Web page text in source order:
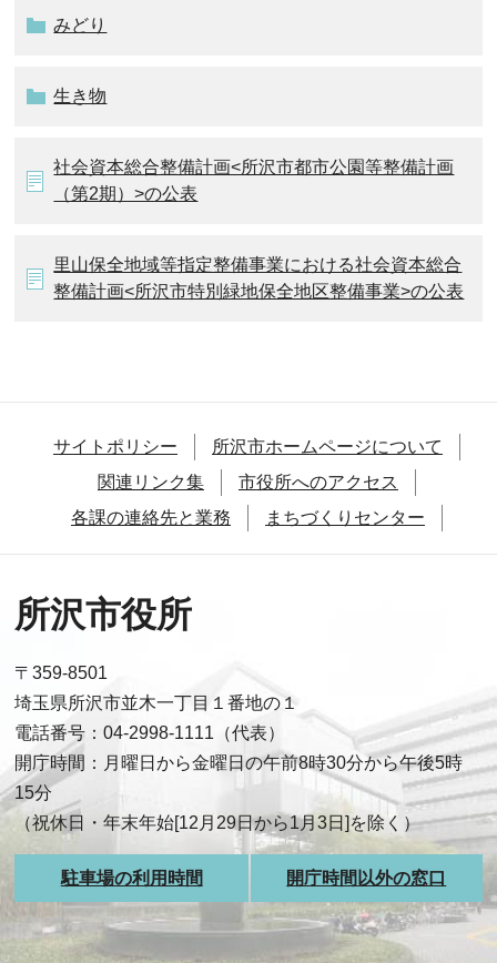
みどり
生き物
社会資本総合整備計画<所沢市都市公園等整備計画
（第2期）>の公表
里山保全地域等指定整備事業における社会資本総合
整備計画<所沢市特別緑地保全地区整備事業>の公表
サイトポリシー
所沢市ホームページについて
関連リンク集
市役所へのアクセス
各課の連絡先と業務
まちづくりセンター
所沢市役所
〒359-8501
埼玉県所沢市並木一丁目１番地の１
電話番号：04-2998-1111（代表）
開庁時間：月曜日から金曜日の午前8時30分から午後5時
15分
（祝休日・年末年始[12月29日から1月3日]を除く）
駐車場の利用時間 開庁時間以外の窓口